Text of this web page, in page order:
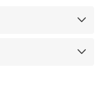

